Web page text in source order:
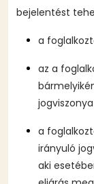
bejelentést
a
az a
a
irányuló
aki